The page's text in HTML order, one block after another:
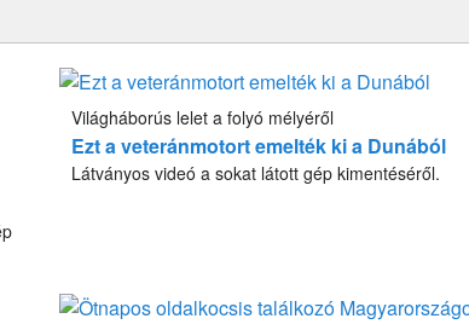
Világháborús lelet a folyó mélyéről
Ezt a veteránmotort emelték ki a Dunából
Látványos videó a sokat látott gép kimentéséről.